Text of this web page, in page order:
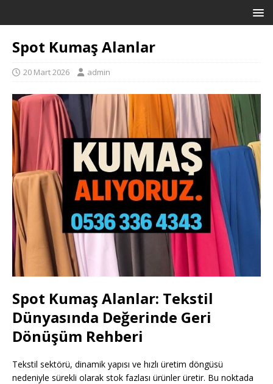
Spot Kumaş Alanlar
20 Mart 2026 admin
Spot Kumaş Alanlar: Tekstil
Dünyasında Değerinde Geri
Dönüşüm Rehberi
Tekstil sektörü, dinamik yapısı ve hızlı üretim döngüsü
nedeniyle sürekli olarak stok fazlası ürünler üretir. Bu noktada